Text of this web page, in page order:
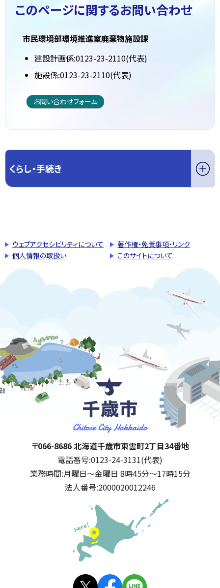
このページに関するお問い合わせ
市民環境部環境推進室廃棄物施設課
建設計画係:0123-23-2110(代表)
施設係:0123-23-2110(代表)
お問い合わせフォーム
くらし・手続き
ウェブアクセシビリティについて
著作権・免責事項・リンク
個人情報の取扱い
このサイトについて
千歳市
住所:
〒066-8686 北海道千歳市東雲町2丁目34番地
電話番号:0123-24-3131(代表)
業務時間:月曜日～金曜日 8時45分～17時15分
法人番号:2000020012246
公式SNS